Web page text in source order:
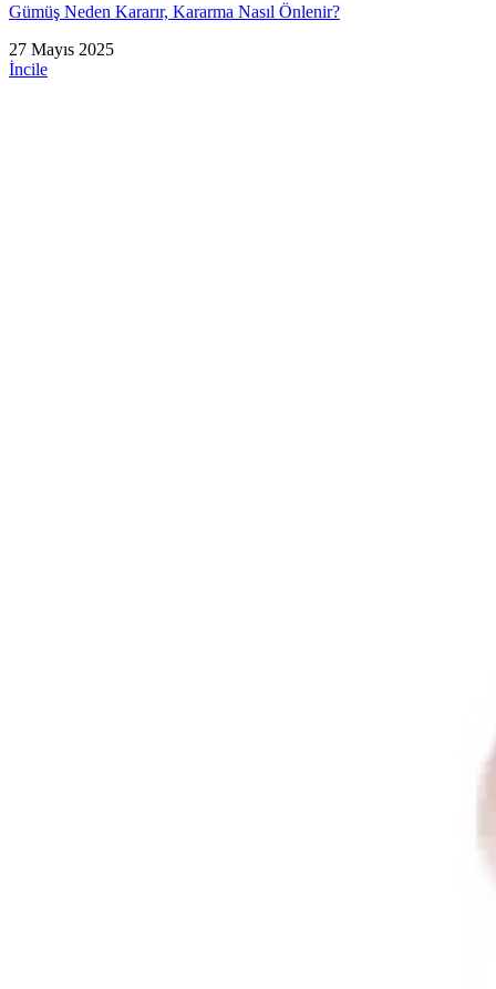
Gümüş Neden Kararır, Kararma Nasıl Önlenir?
27 Mayıs 2025
İncile